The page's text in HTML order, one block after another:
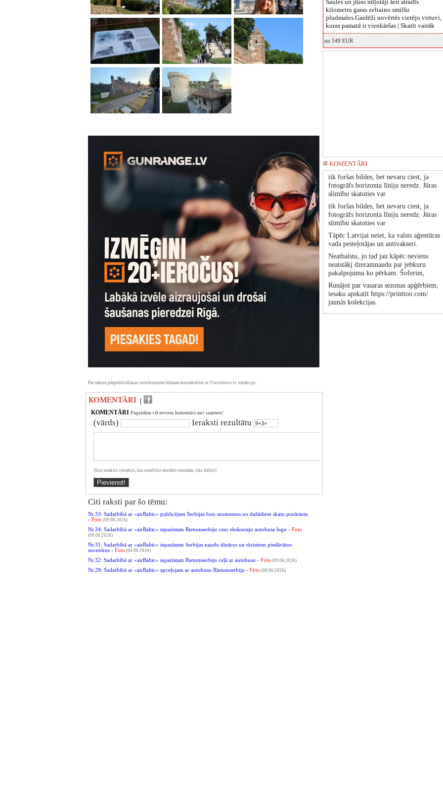
Par rakstu pārpublicēšanas noteikumiem lūdzam kontaktēties ar Travelnews.lv redakciju.
KOMENTĀRI |
KOMENTĀRI Pagaidām vēl neviens komentārs nav saņemts!
(vārds) Ieraksti rezultātu
Jūsu ieraksts (ieraksti, kas neatbilst morāles normām, tiks dzēsti)
Citi raksti par šo tēmu:
Nr.33: Sadarbībā ar «airBaltic» publicējam Serbijas foto momentus no dažādiem skatu punktiem
- Foto (09.06.2026)
Nr.34: Sadarbībā ar «airBaltic» iepazīstam Rietumserbiju caur ekskursiju autobusa logu - Foto
(09.06.2026)
Nr.31: Sadarbībā ar «airBaltic» iepazīstam Serbijas naudu dinārus un tūristiem piedāvātos
suvenīrus - Foto (09.06.2026)
Nr.32: Sadarbībā ar «airBaltic» iepazīstam Rietumserbiju ceļā ar autobusu - Foto (09.06.2026)
Nr.29: Sadarbībā ar «airBaltic» apceļojam ar autobusu Rietumserbiju - Foto (08.06.2026)
Saules un jūras mīļotāji šeit atradīs
kilometru garas zeltaino smilšu
pludmales.Gardēži novērtēs vietējo virtuvi,
kuras pamatā ir vienkāršas | Skatīt vairāk
no 549 EUR
KOMENTĀRI
tik foršas bildes, bet nevaru ciest, ja
fotogrāfs horizonta līniju neredz. Jūras
slimību skatoties var
tik foršas bildes, bet nevaru ciest, ja
fotogrāfs horizonta līniju neredz. Jūras
slimību skatoties var
Tāpēc Latvijai neiet, ka valsts aģentūras
vada pesteļotājas un antivakseri.
Neatbalstu, jo tad jau kāpēc neviens
neatstākj dzeramnaudu par jebkuru
pakalpojumu ko pērkam. Šoferim,
Runājot par vasaras sezonas apģērbiem,
iesaku apskatīt https://printtoo.com/
jaunās kolekcijas.